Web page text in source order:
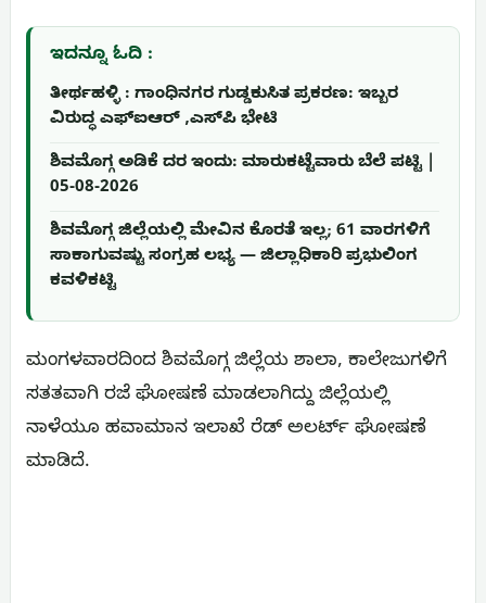
ಇದನ್ನೂ ಓದಿ :
ತೀರ್ಥಹಳ್ಳಿ : ಗಾಂಧಿನಗರ ಗುಡ್ಡಕುಸಿತ ಪ್ರಕರಣ: ಇಬ್ಬರ
ವಿರುದ್ಧ ಎಫ್‌ಐಆರ್ ,ಎಸ್‌ಪಿ ಭೇಟಿ
ಶಿವಮೊಗ್ಗ ಅಡಿಕೆ ದರ ಇಂದು: ಮಾರುಕಟ್ಟೆವಾರು ಬೆಲೆ ಪಟ್ಟಿ |
05-08-2026
ಶಿವಮೊಗ್ಗ ಜಿಲ್ಲೆಯಲ್ಲಿ ಮೇವಿನ ಕೊರತೆ ಇಲ್ಲ; 61 ವಾರಗಳಿಗೆ
ಸಾಕಾಗುವಷ್ಟು ಸಂಗ್ರಹ ಲಭ್ಯ — ಜಿಲ್ಲಾಧಿಕಾರಿ ಪ್ರಭುಲಿಂಗ
ಕವಳಿಕಟ್ಟಿ
ಮಂಗಳವಾರದಿಂದ ಶಿವಮೊಗ್ಗ ಜಿಲ್ಲೆಯ ಶಾಲಾ, ಕಾಲೇಜುಗಳಿಗೆ
ಸತತವಾಗಿ ರಜೆ ಘೋಷಣೆ ಮಾಡಲಾಗಿದ್ದು ಜಿಲ್ಲೆಯಲ್ಲಿ
ನಾಳೆಯೂ ಹವಾಮಾನ ಇಲಾಖೆ ರೆಡ್ ಅಲರ್ಟ್ ಘೋಷಣೆ
ಮಾಡಿದೆ.